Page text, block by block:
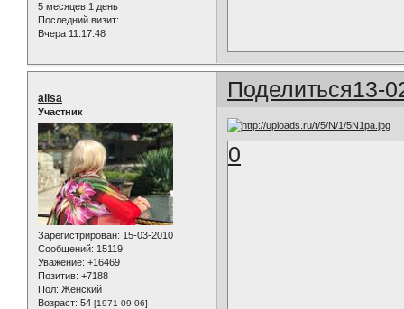
5 месяцев 1 день
Последний визит:
Вчера 11:17:48
Поделиться13-
alisa
Участник
Зарегистрирован: 15-03-2010
Сообщений: 15119
Уважение: +16469
Позитив: +7188
Пол: Женский
Возраст: 54 [1971-09-06]
0